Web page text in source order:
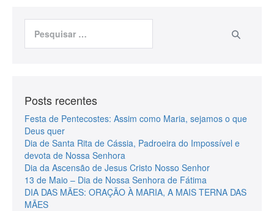
Posts recentes
Festa de Pentecostes: Assim como Maria, sejamos o que
Deus quer
Dia de Santa Rita de Cássia, Padroeira do Impossível e
devota de Nossa Senhora
Dia da Ascensão de Jesus Cristo Nosso Senhor
13 de Maio – Dia de Nossa Senhora de Fátima
DIA DAS MÃES: ORAÇÃO À MARIA, A MAIS TERNA DAS
MÃES